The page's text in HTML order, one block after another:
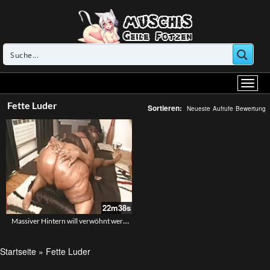
Fette Luder Sortieren: Neueste Aufrufe Bewertung
22m38s
Massiver Hintern will verwöhnt werden
Startseite » Fette Luder